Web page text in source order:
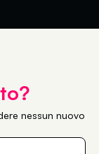
nessun nuovo